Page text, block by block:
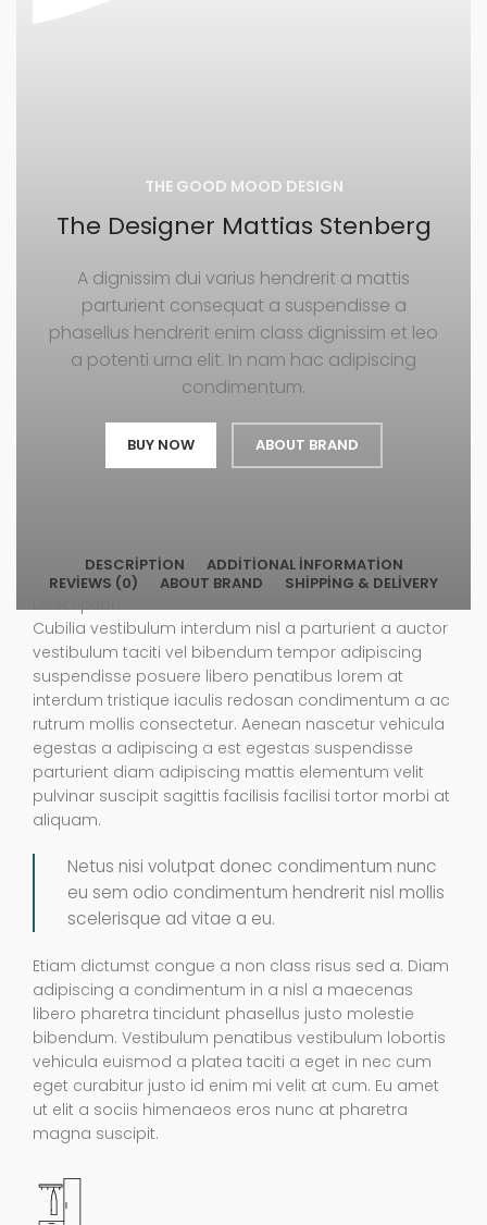
THE GOOD MOOD DESIGN
The Designer Mattias Stenberg
A dignissim dui varius hendrerit a mattis
parturient consequat a suspendisse a
phasellus hendrerit enim class dignissim et leo
a potenti urna elit. In nam hac adipiscing
condimentum.
BUY NOW ABOUT BRAND
DESCRIPTION
ADDITIONAL INFORMATION
REVIEWS (0)
ABOUT BRAND SHIPPING & DELIVERY
Cubilia vestibulum interdum nisl a parturient a auctor
vestibulum taciti vel bibendum tempor adipiscing
suspendisse posuere libero penatibus lorem at
interdum tristique iaculis redosan condimentum a ac
rutrum mollis consectetur. Aenean nascetur vehicula
egestas a adipiscing a est egestas suspendisse
parturient diam adipiscing mattis elementum velit
pulvinar suscipit sagittis facilisis facilisi tortor morbi at
aliquam.
Netus nisi volutpat donec condimentum nunc
eu sem odio condimentum hendrerit nisl mollis
scelerisque ad vitae a eu.
Etiam dictumst congue a non class risus sed a. Diam
adipiscing a condimentum in a nisl a maecenas
libero pharetra tincidunt phasellus justo molestie
bibendum. Vestibulum penatibus vestibulum lobortis
vehicula euismod a platea taciti a eget in nec cum
eget curabitur justo id enim mi velit at cum. Eu amet
ut elit a sociis himenaeos eros nunc at pharetra
magna suscipit.